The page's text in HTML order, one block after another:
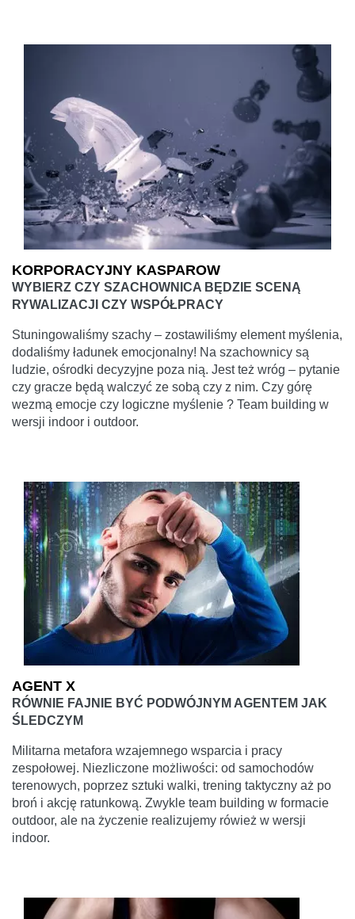
KORPORACYJNY KASPAROW
WYBIERZ CZY SZACHOWNICA BĘDZIE SCENĄ
RYWALIZACJI CZY WSPÓŁPRACY
Stuningowaliśmy szachy – zostawiliśmy element myślenia,
dodaliśmy ładunek emocjonalny! Na szachownicy są
ludzie, ośrodki decyzyjne poza nią. Jest też wróg – pytanie
czy gracze będą walczyć ze sobą czy z nim. Czy górę
wezmą emocje czy logiczne myślenie ? Team building w
wersji indoor i outdoor.
AGENT X
RÓWNIE FAJNIE BYĆ PODWÓJNYM AGENTEM JAK
ŚLEDCZYM
Militarna metafora wzajemnego wsparcia i pracy
zespołowej. Niezliczone możliwości: od samochodów
terenowych, poprzez sztuki walki, trening taktyczny aż po
broń i akcję ratunkową. Zwykle team building w formacie
outdoor, ale na życzenie realizujemy rówież w wersji
indoor.